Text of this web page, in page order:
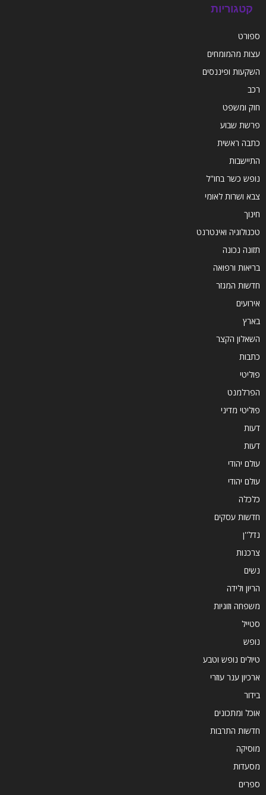
קטגוריות
ספורט
עצות מהמומחים
השקעות ופיננסים
רכב
חוק ומשפט
פרשת שבוע
כתבה ראשית
התיישבות
נופש כשר בחו"ל
צבא ושרות לאומי
חינוך
טכנולוגיה ואינטרנט
תזונה נכונה
בריאות ורפואה
חדשות המגזר
אירועים
בארץ
השאלון הקצר
כתבות
פוליטי
הפרלמנט
פוליטי מדיני
דעות
דעות
עולם יהודי
עולם יהודי
כלכלה
חדשות עסקים
נדל''ן
צרכנות
נשים
הריון ולידה
משפחה וזוגיות
סטייל
נופש
טיולים נופש וטבע
ארכיון ענר עוזרי
בידור
אוכל ומתכונים
חדשות התרבות
מוסיקה
מסעדות
ספרים